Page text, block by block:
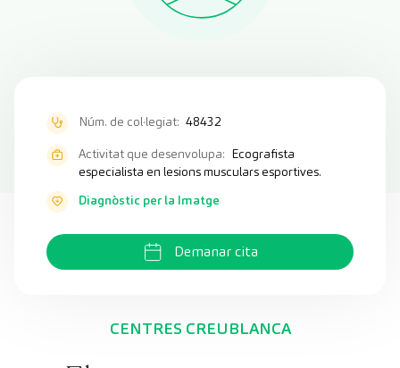
Núm. de col·legiat: 48432
Activitat que desenvolupa: Ecografista
especialista en lesions musculars esportives.
Diagnòstic per la Imatge
Demanar cita
CENTRES CREUBLANCA